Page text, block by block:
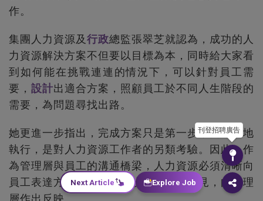
作。
集團人力資源及行政總監張翠芝就認為，成功的人
力資源解決方案不但要以目標為本，同時給大家看
到如何能在挑戰連連的情況下，可以針對員工需
要， 設計出適合方案，照顧員工於不同人生階段的
需要，為問題尋找出路。
她更進一步指出，完成方案只是第一步，要確切地
執行，是對人力資源工作者的另類考驗。因此，作
為管理層與員工的溝通橋梁，人力資源必須清晰向
員工表達方案的原意，同步收集同事意見，向管理
層作出反映。
刊登招聘廣告
Next Article Explore Job